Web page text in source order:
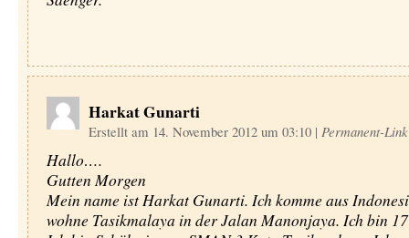
Harkat Gunarti
Erstellt am 14. November 2012 um 03:10 | Permanent-Link
Hallo….
Gutten Morgen
Mein name ist Harkat Gunarti. Ich komme aus
wohne Tasikmalaya in der Jalan Manonjaya. Ich bin